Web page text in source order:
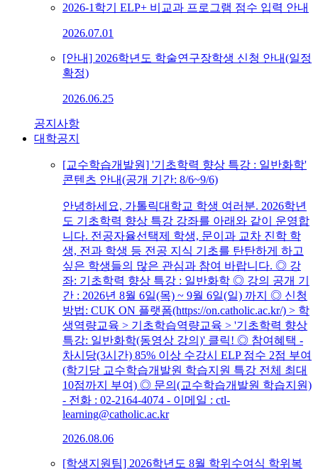
2026-1학기 ELP+ 비교과 프로그램 점수 입력 안내
2026.07.01
[안내] 2026학년도 학술연구장학생 신청 안내(일정
확정)
2026.06.25
공지사항
대학공지
[교수학습개발원] '기초학력 향상 특강 : 일반화학'
콘텐츠 안내(공개 기간: 8/6~9/6)
안녕하세요, 가톨릭대학교 학생 여러분. 2026학년
도 기초학력 향상 특강 강좌를 아래와 같이 운영합
니다. 전공자율선택제 학생, 문이과 교차 진학 학
생, 전과 학생 등 전공 지식 기초를 탄탄하게 하고
싶은 학생들의 많은 관심과 참여 바랍니다. ◎ 강
좌: 기초학력 향상 특강 : 일반화학 ◎ 강의 공개 기
간 : 2026년 8월 6일(목) ~ 9월 6일(일) 까지 ◎ 신청
방법: CUK ON 플랫폼(https://on.catholic.ac.kr/) > 학
생역량교육 > 기초학습역량교육 > '기초학력 향상
특강: 일반화학(동영상 강의)' 클릭! ◎ 참여혜택 -
차시당(3시간) 85% 이상 수강시 ELP 점수 2점 부여
(학기당 교수학습개발원 학습지원 특강 전체 최대
10점까지 부여) ◎ 문의(교수학습개발원 학습지원)
- 전화 : 02-2164-4074 - 이메일 : ctl-
learning@catholic.ac.kr
2026.08.06
[학생지원팀] 2026학년도 8월 학위수여식 학위복